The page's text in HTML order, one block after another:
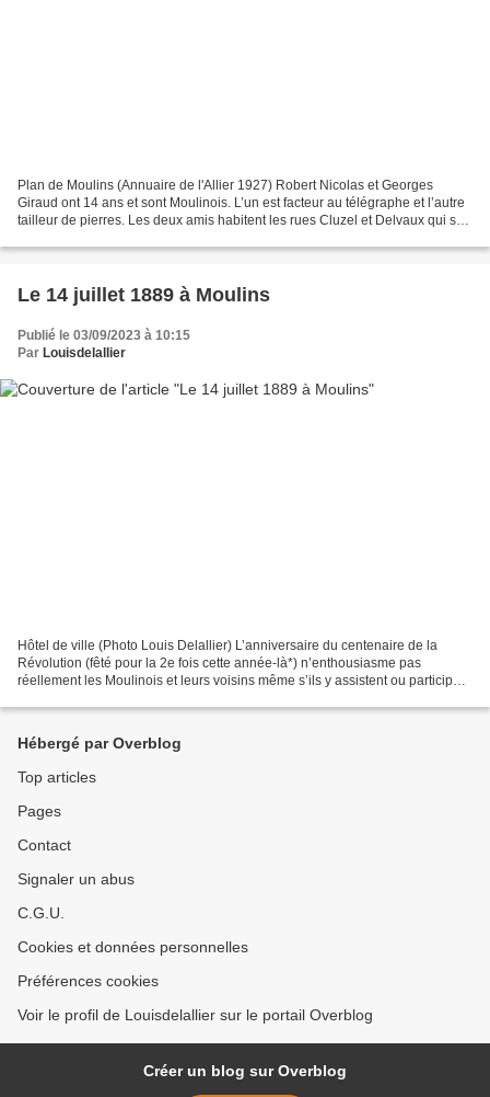
Plan de Moulins (Annuaire de l'Allier 1927) Robert Nicolas et Georges
Giraud ont 14 ans et sont Moulinois. L’un est facteur au télégraphe et l’autre
tailleur de pierres. Les deux amis habitent les rues Cluzel et Delvaux qui se
Le 14 juillet 1889 à Moulins
Publié le 03/09/2023 à 10:15
Par Louisdelallier
Hôtel de ville (Photo Louis Delallier) L’anniversaire du centenaire de la
Révolution (fêté pour la 2e fois cette année-là*) n’enthousiasme pas
réellement les Moulinois et leurs voisins même s’ils y assistent ou participent
Hébergé par Overblog
Top articles
Pages
Contact
Signaler un abus
C.G.U.
Cookies et données personnelles
Préférences cookies
Voir le profil de Louisdelallier sur le portail Overblog
Créer un blog sur Overblog